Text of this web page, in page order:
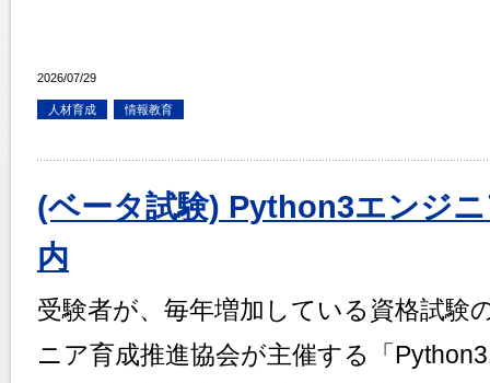
2026/07/29
人材育成 情報教育
(ベータ試験) Python3エンジ
内
受験者が、毎年増加している資格試験
ニア育成推進協会が主催する「